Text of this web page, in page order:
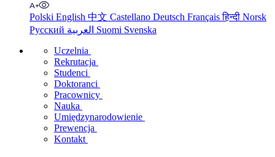
Polski English 中文 Castellano Deutsch Françaisहिन्दी Norsk
Русский
Suomi Svenska
Uczelnia
Rekrutacja
Studenci
Doktoranci
Pracownicy
Nauka
Umiędzynarodowienie
Prewencja
Kontakt